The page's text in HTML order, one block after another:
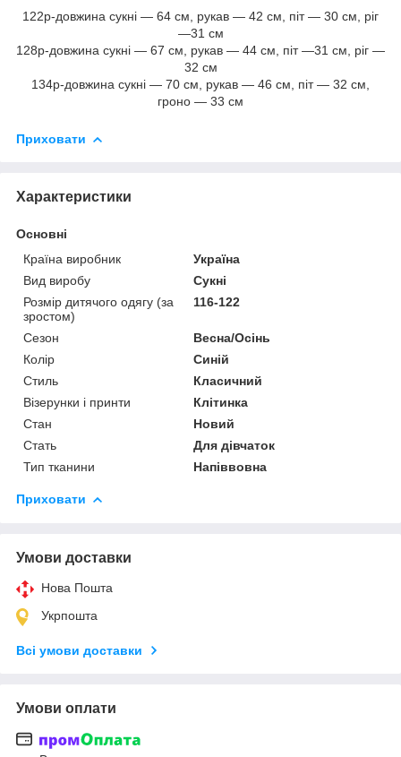
122р-довжина сукні — 64 см, рукав — 42 см, піт — 30 см, ріг
—31 см
128р-довжина сукні — 67 см, рукав — 44 см, піт —31 см, ріг —
32 см
134р-довжина сукні — 70 см, рукав — 46 см, піт — 32 см,
гроно — 33 см
Приховати
Характеристики
Основні
Країна виробник
Україна
Вид виробу
Сукні
Розмір дитячого одягу (за
зростом)
116-122
Сезон
Весна/Осінь
Колір
Синій
Стиль
Класичний
Візерунки і принти
Клітинка
Стан
Новий
Стать
Для дівчаток
Тип тканини
Напіввовна
Приховати
Умови доставки
Нова Пошта
Укрпошта
Всі умови доставки
Умови оплати